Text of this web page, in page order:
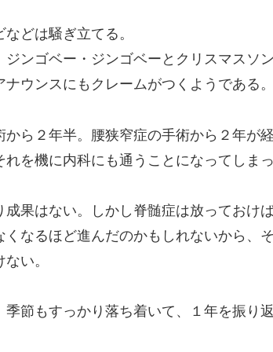
どは騒ぎ立てる。
ンゴベー・ジンゴベーとクリスマスソ
ウンスにもクレームがつくようである。
ら２年半。腰狭窄症の手術から２年が経
を機に内科にも通うことになってしま
果はない。しかし脊髄症は放っておけ
なるほど進んだのかもしれないから、
い。
節もすっかり落ち着いて、１年を振り